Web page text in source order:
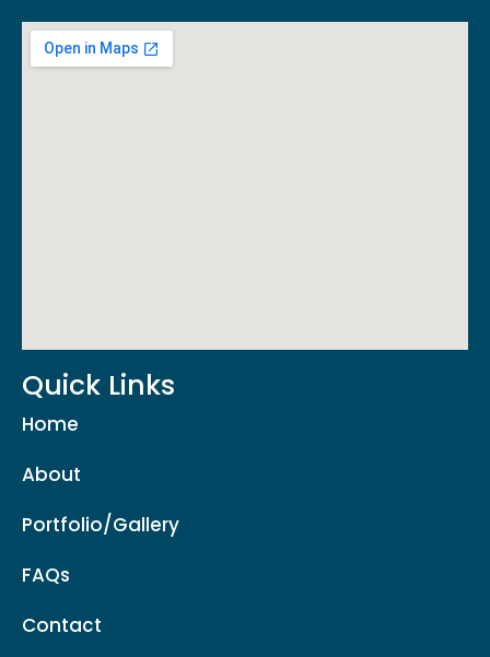
Quick Links
Home
About
Portfolio/Gallery
FAQs
Contact